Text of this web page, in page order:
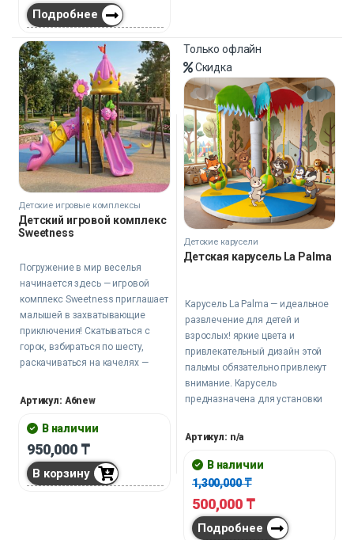
Подробнее
Детские игровые комплексы
Детский игровой комплекс
Sweetness
Погружение в мир веселья
начинается здесь — игровой
комплекс Sweetness приглашает
малышей в захватывающие
приключения! Скатываться с
горок, взбираться по шесту,
раскачиваться на качелях —
душе. Надежное крепление на
выбором для дворовых
площадок и развлекательных
центров.
Артикул: A6new
В наличии
950,000 ₸
В корзину
Только офлайн
Скидка
Детские карусели
Детская карусель La Palma
Карусель La Palma — идеальное
развлечение для детей и
взрослых! яркие цвета и
привлекательный дизайн этой
пальмы обязательно привлекут
внимание. Карусель
предназначена для установки
торгово-развлекательных
Безопасная конструкция с
мягким основанием и прочными
комфортного восторга.
Артикул: n/a
В наличии
1,300,000₸
500,000 ₸
Подробнее